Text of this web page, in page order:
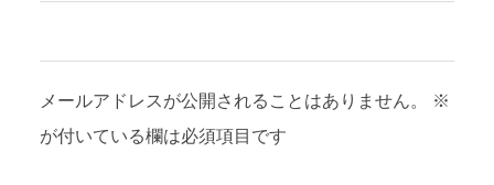
メールアドレスが公開されることはありません。
※
が付いている欄は必須項目です